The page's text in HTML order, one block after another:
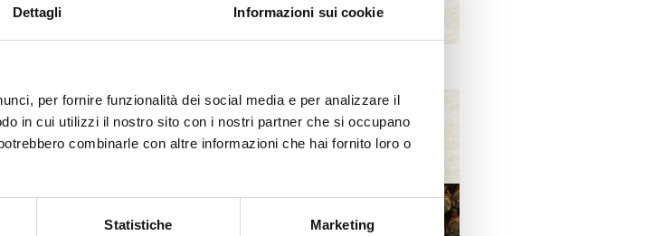
Dettagli Informazioni sui cookie
per fornire funzionalità dei social media e per analizzare il
in cui utilizzi il nostro sito con i nostri partner che si occupano
combinarle con altre informazioni che hai fornito loro o
Statistiche Marketing
Lo Shop